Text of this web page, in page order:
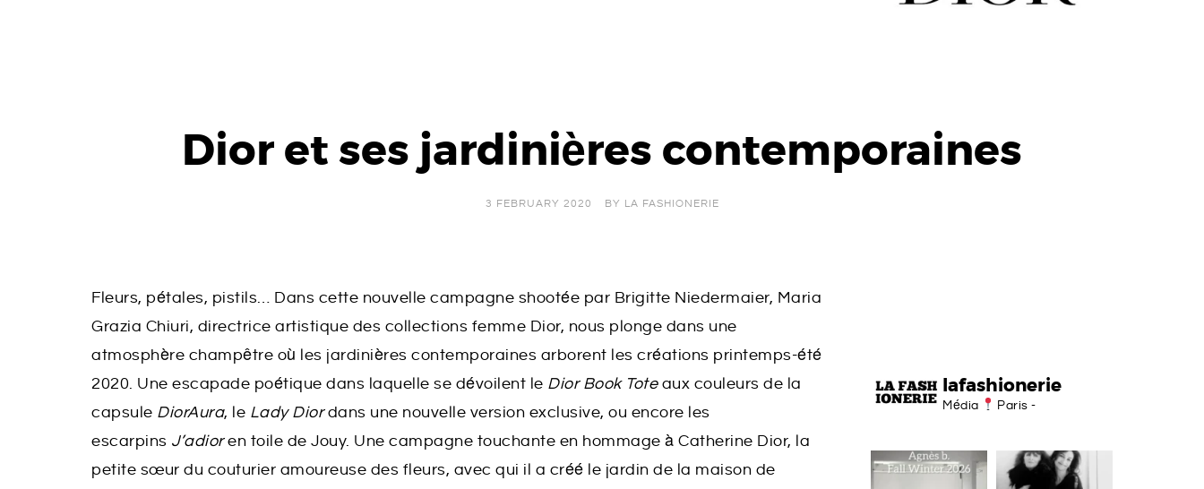
Dior et ses jardinières contemporaines
3 FEBRUARY 2020 BY LA FASHIONERIE
Fleurs, pétales, pistils… Dans cette nouvelle campagne shootée par Brigitte Niedermaier, Maria
Grazia Chiuri, directrice artistique des collections femme Dior, nous plonge dans une
atmosphère champêtre où les jardinières contemporaines arborent les créations printemps-été
2020. Une escapade poétique dans laquelle se dévoilent le Dior Book Toteaux couleurs de la
capsule DiorAura, le Lady Diordans une nouvelle version exclusive, ou encore les
escarpins J’adioren toile de Jouy. Une campagne touchante en hommage à Catherine Dior, la
petite sœur du couturier amoureuse des fleurs, avec qui il a créé le jardin de la maison de
lafashionerie
Média Paris -